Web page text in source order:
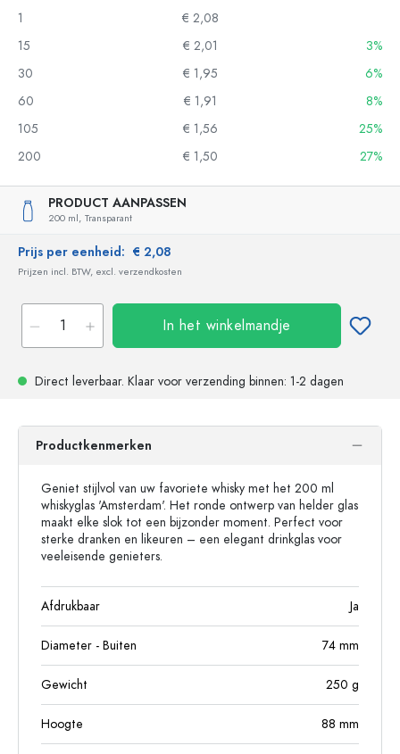
1
€ 2,08
15
€ 2,01
3%
30
€ 1,95
6%
60
€ 1,91
8%
105
€ 1,56
25%
200
€ 1,50 27%
PRODUCT AANPASSEN
200 ml, Transparant
Prijs per eenheid: € 2,08
Prijzen incl. BTW, excl. verzendkosten
In het winkelmandje
Direct leverbaar. Klaar voor verzending binnen: 1-2 dagen
Productkenmerken
Geniet stijlvol van uw favoriete whisky met het 200 ml
whiskyglas 'Amsterdam'. Het ronde ontwerp van helder glas
maakt elke slok tot een bijzonder moment. Perfect voor
sterke dranken en likeuren – een elegant drinkglas voor
veeleisende genieters.
Afdrukbaar Ja
Diameter - Buiten 74 mm
Gewicht 250 g
Hoogte 88 mm